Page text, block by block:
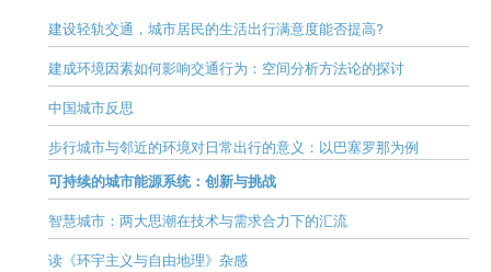
建设轻轨交通，城市居民的生活出行满意度能否提高?
建成环境因素如何影响交通行为：空间分析方法论的探讨
中国城市反思
步行城市与邻近的环境对日常出行的意义：以巴塞罗那为例
可持续的城市能源系统：创新与挑战
智慧城市：两大思潮在技术与需求合力下的汇流
读《环宇主义与自由地理》杂感